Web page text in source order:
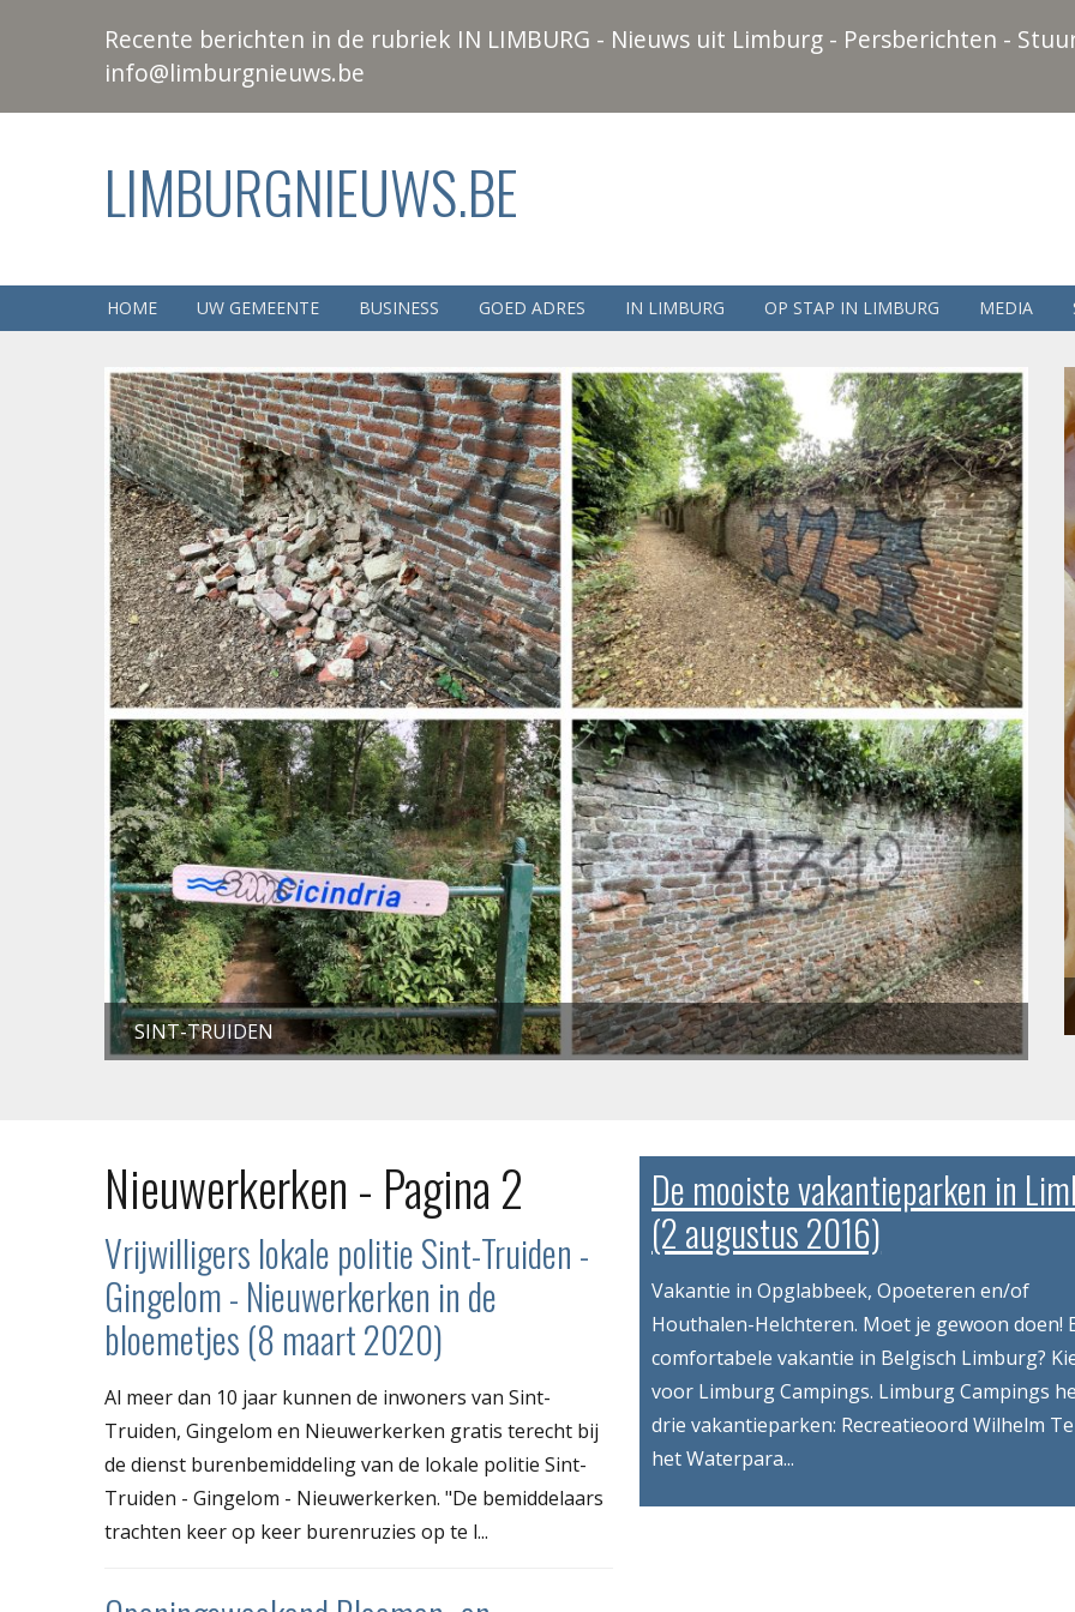
Recente berichten in de rubriek IN LIMBURG - Nieuws uit Limburg - Persberichten -
info@limburgnieuws.be
LIMBURGNIEUWS.BE
HOME UW GEMEENTE BUSINESS GOED ADRES IN LIMBURG OP STAP IN LIMBURG MEDIA
SINT-TRUIDEN
Nieuwerkerken - Pagina 2
Vrijwilligers lokale politie Sint-Truiden -
Gingelom - Nieuwerkerken in de
bloemetjes (8 maart 2020)
Al meer dan 10 jaar kunnen de inwoners van Sint-
Truiden, Gingelom en Nieuwerkerken gratis terecht bij
de dienst burenbemiddeling van de lokale politie Sint-
Truiden - Gingelom - Nieuwerkerken. "De bemiddelaars
trachten keer op keer burenruzies op te l...
De mooiste vakantieparken in
(2 augustus 2016)
Vakantie in Opglabbeek, Opoeteren en/of
Houthalen-Helchteren. Moet je gewoon doen!
comfortabele vakantie in Belgisch Limburg?
voor Limburg Campings. Limburg Campings
drie vakantieparken: Recreatieoord Wilhelm
het Waterpara...